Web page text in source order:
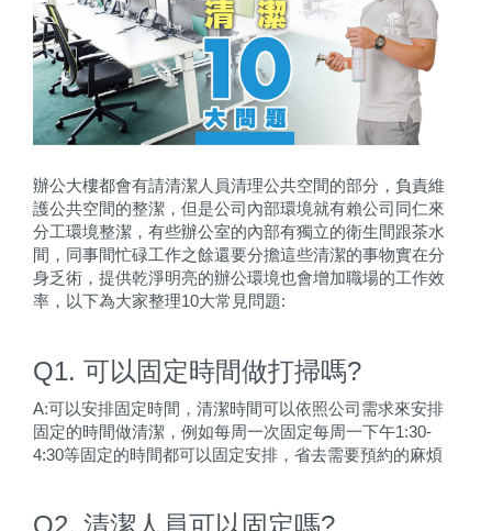
辦公大樓都會有請清潔人員清理公共空間的部分，負責維
護公共空間的整潔，但是公司內部環境就有賴公司同仁來
分工環境整潔，有些辦公室的內部有獨立的衛生間跟茶水
間，同事間忙碌工作之餘還要分擔這些清潔的事物實在分
身乏術，提供乾淨明亮的辦公環境也會增加職場的工作效
率，以下為大家整理10大常見問題:
Q1. 可以固定時間做打掃嗎?
A:可以安排固定時間，清潔時間可以依照公司需求來安排
固定的時間做清潔，例如每周一次固定每周一下午1:30-
4:30等固定的時間都可以固定安排，省去需要預約的麻煩
Q2. 清潔人員可以固定嗎?